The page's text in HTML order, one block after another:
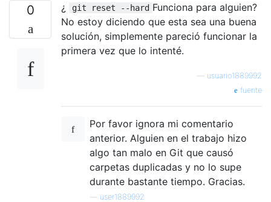
0 ¿ git reset --hard Funciona para alguien?
No estoy diciendo que esta sea una buena
solución, simplemente pareció funcionar la
primera vez que lo intenté.
usuario1889992
fuente
Por favor ignora mi comentario
anterior. Alguien en el trabajo hizo
algo tan malo en Git que causó
carpetas duplicadas y no lo supe
durante bastante tiempo. Gracias.
user1889992